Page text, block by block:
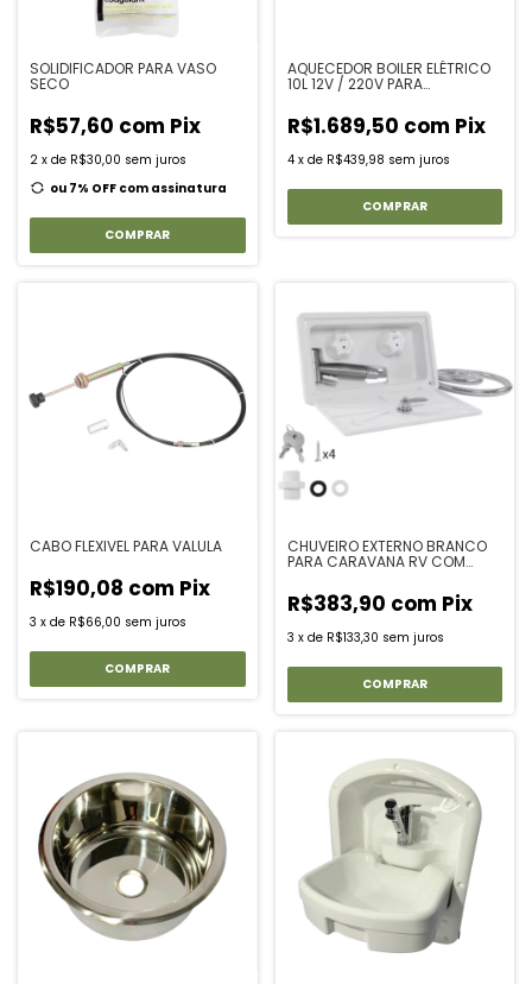
SOLIDIFICADOR PARA VASO
SECO
R$57,60 com Pix
2 x de R$30,00 sem juros
ou 7% OFF com assinatura
COMPRAR
AQUECEDOR BOILER ELÉTRICO
10L 12V / 220V PARA
R$1.689,50 com Pix
4 x de R$439,98 sem juros
CABO FLEXIVEL PARA VALULA
R$190,08 com Pix
3 x de R$66,00 sem juros
CHUVEIRO EXTERNO BRANCO
PARA CARAVANA RV COM
QUENTE E FRIA
R$383,90 com Pix
3 x de R$133,30 sem juros